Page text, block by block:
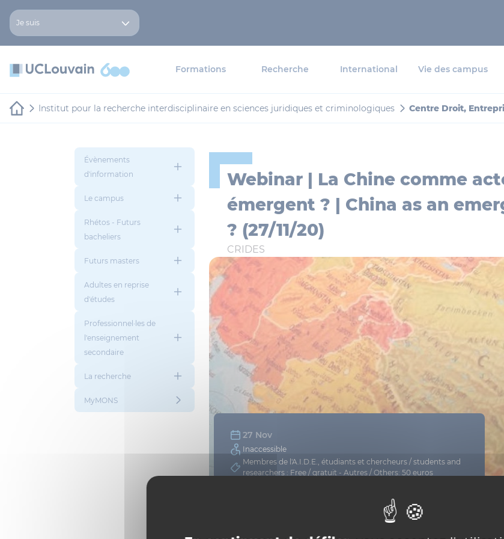
Panneau de gestion des cookies
Je suis
Formations Recherche International Vie des campus
Institut pour la recherche interdisciplinaire en sciences juridiques et criminologiques Centre Droit,
Évènements
d'information
Le campus
Rhétos - Futurs
bacheliers
Futurs masters
Adultes en reprise
d'études
Professionnel·les de
l'enseignement
secondaire
La recherche
MyMONS
Webinar | La Chine comme
émergent ? | China as an
? (27/11/20)
CRIDES
27 Nov
Inaccessible
Membres de l'A.I.D.E., étudiants et chercheurs / students and
researchers : Free / gratuit - Autres / Others: 50 euros